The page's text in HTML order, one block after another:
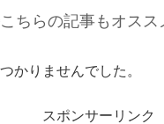
こちらの記事もオスス
かりませんでした。
スポンサーリンク